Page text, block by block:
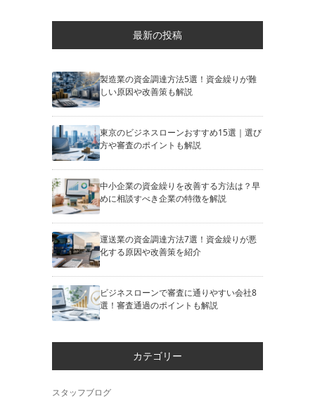
最新の投稿
製造業の資金調達方法5選！資金繰りが難
しい原因や改善策も解説
東京のビジネスローンおすすめ15選｜選び
方や審査のポイントも解説
中小企業の資金繰りを改善する方法は？早
めに相談すべき企業の特徴を解説
運送業の資金調達方法7選！資金繰りが悪
化する原因や改善策を紹介
ビジネスローンで審査に通りやすい会社8
選！審査通過のポイントも解説
カテゴリー
スタッフブログ